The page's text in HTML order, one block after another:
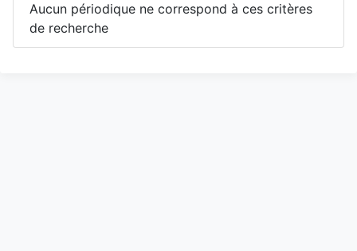
Aucun périodique ne correspond à ces critères
de recherche